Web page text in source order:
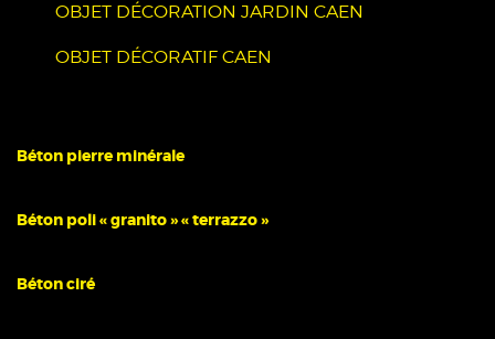
OBJET DÉCORATION JARDIN CAEN
OBJET DÉCORATIF CAEN
Béton pierre minérale
Béton poli « granito » « terrazzo »
Béton ciré